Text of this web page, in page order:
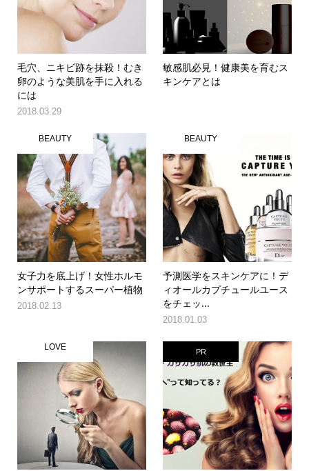
毛穴、ニキビ跡を抹殺！むき
卵のような美肌を手に入れる
には
2018.03.29
敏感肌必見！健康美を育むス
キンケアとは
BEAUTY
女子力を底上げ！女性ホルモ
ンサポートするスーパー植物
2018.02.13
BEAUTY
予測医学をスキンケアに！デ
ィオールカプチュールユース
をチェッ...
2018.01.03
LOVE PR